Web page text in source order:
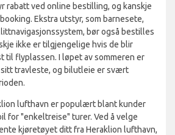
rabatt ved online bestilling, og kanskje
Ekstra utstyr, som barnesete,
bør også bestilles
ikke er tilgjengelige hvis de blir
til flyplassen. I løpet av sommeren er
travleste, og bilutleie er svært
lufthavn er populært blant kunder
for "enkeltreise" turer. Ved å velge
kjøretøyet ditt fra Heraklion lufthavn,